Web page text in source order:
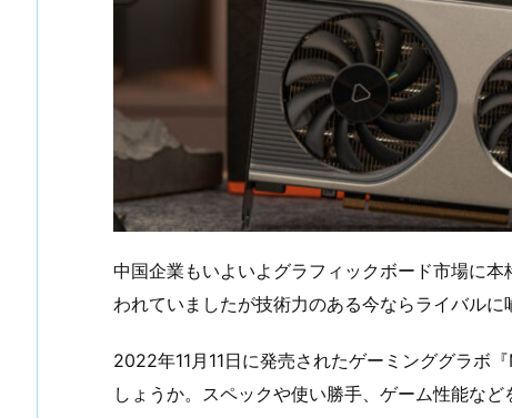
中国企業もいよいよグラフィックボード市場に
われていましたが技術力のある今ならライバルに
2022年11月11日に発売されたゲーミンググラボ
しょうか。スペックや使い勝手、ゲーム性能など